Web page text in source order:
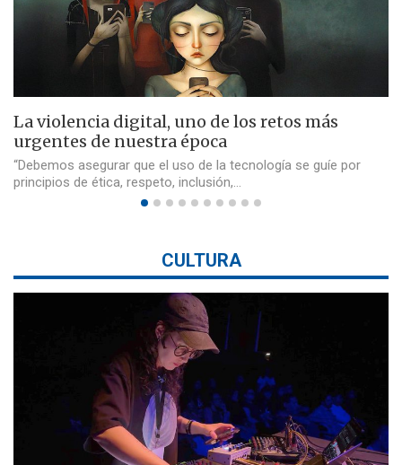
La violencia digital, uno de los retos más
urgentes de nuestra época
“Debemos asegurar que el uso de la tecnología se guíe por
principios de ética, respeto, inclusión,…
CULTURA